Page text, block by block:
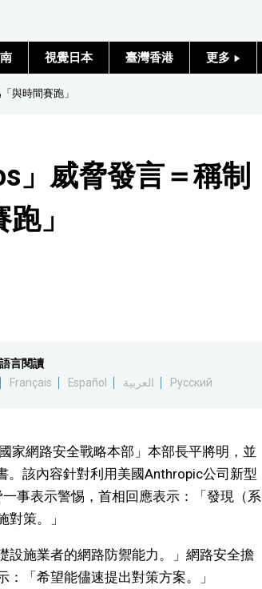
視覺日本 臺灣香港 更多
政治外交
生活
東京
編輯部通知
與時間賽跑」
」威脅發言＝稱制
」
言閱讀
Français Español العربية Русский
家網路安全戰略本部」本部長平將明，並
。該內容針對利用美國Anthropic公司新型
事表示警惕，首相回應表示：「發現（系
策。」
設施業者的網路防禦能力。」網路安全擔
「希望能儘速提出對策方案。」